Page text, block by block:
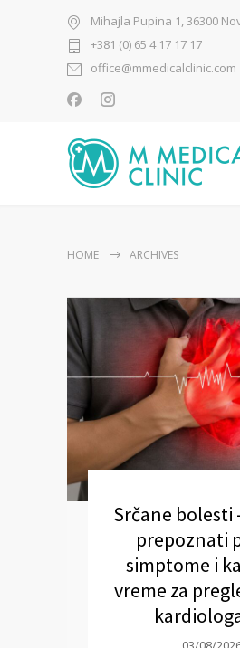
Mihajla Pupina 1, 36300
+381 (0) 65 4 17 17 17
office@mmedicalclinic.com
HOME ARCHIVES
Srčane bolesti
prepoznati
simptome i
vreme za